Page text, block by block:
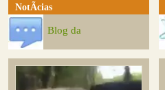
NotÃ­cias
Blog da